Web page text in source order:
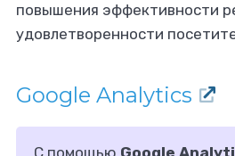
повышения эффективности
удовлетворенности
Google Analytics
С помощью Google